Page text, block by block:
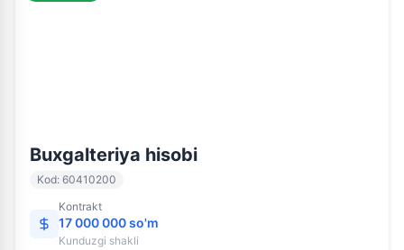
Buxgalteriya hisobi
Kod: 60410200
Kontrakt
17 000 000 so'm
Kunduzgi shakli